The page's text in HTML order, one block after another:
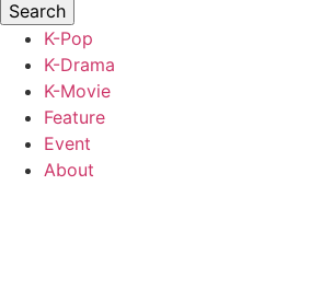
K-Pop
K-Drama
K-Movie
Feature
Event
About